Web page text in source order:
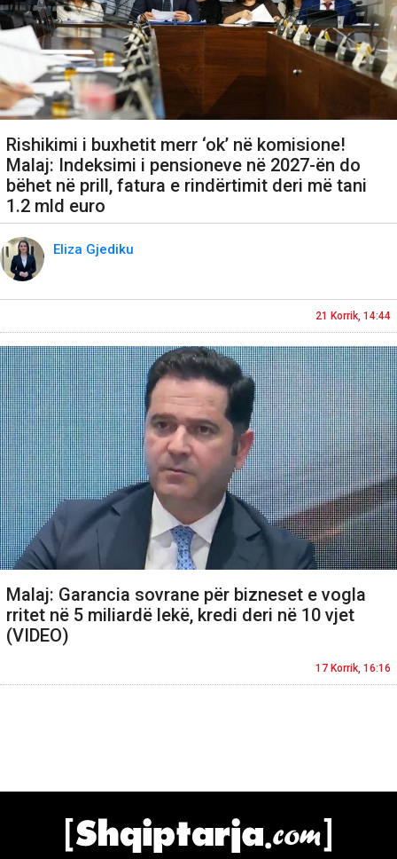
Rishikimi i buxhetit merr ‘ok’ në komisione!
Malaj: Indeksimi i pensioneve në 2027-ën do
bëhet në prill, fatura e rindërtimit deri më tani
1.2 mld euro
Eliza Gjediku
21 Korrik, 14:44
Malaj: Garancia sovrane për bizneset e vogla
rritet në 5 miliardë lekë, kredi deri në 10 vjet
(VIDEO)
17 Korrik, 16:16